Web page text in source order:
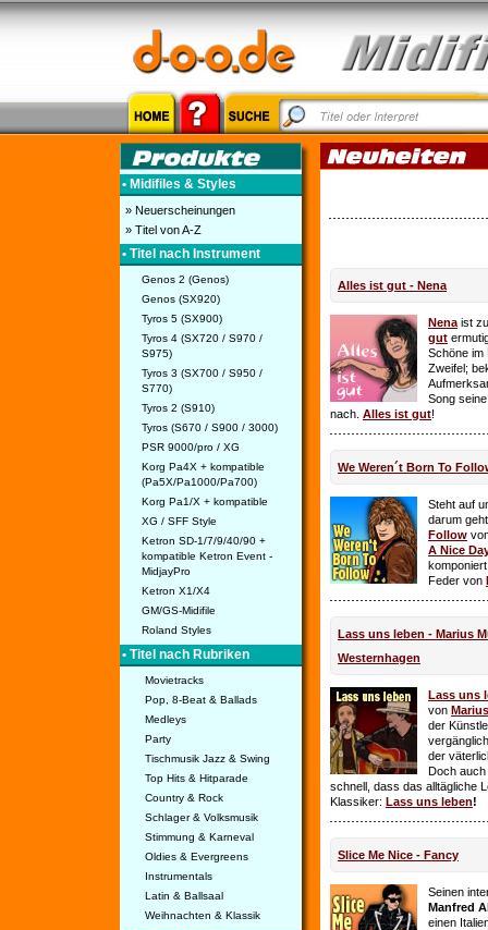
• Midifiles & Styles
» Neuerscheinungen
» Titel von A-Z
• Titel nach Instrument
Genos 2 (Genos)
Genos (SX920)
Tyros 5 (SX900)
Tyros 4 (SX720 / S970 /
S975)
Tyros 3 (SX700 / S950 /
S770)
Tyros 2 (S910)
Tyros (S670 / S900 / 3000)
PSR 9000/pro / XG
Korg Pa4X + kompatible
(Pa5X/Pa1000/Pa700)
Korg Pa1/X + kompatible
XG / SFF Style
Ketron SD-1/7/9/40/90 +
kompatible Ketron Event -
MidjayPro
Ketron X1/X4
GM/GS-Midifile
Roland Styles
• Titel nach Rubriken
Movietracks
Pop, 8-Beat & Ballads
Medleys
Party
Tischmusik Jazz & Swing
Top Hits & Hitparade
Country & Rock
Schlager & Volksmusik
Stimmung & Karneval
Oldies & Evergreens
Instrumentals
Latin & Ballsaal
Weihnachten & Klassik
Alles ist gut - Nena
Nena ist
gut
Schöne im
Zweifel;
Song
nach. Alles ist gut!
We Weren´t Born To
Steht auf
darum
Follow
A Nice
Feder von
Lass uns leben - Marius
Westernhagen
Lass uns
von
der
der
Doch auch
schnell, dass das alltägliche
Klassiker: Lass uns leben!
Slice Me Nice - Fancy
Seinen
Manfred
einen